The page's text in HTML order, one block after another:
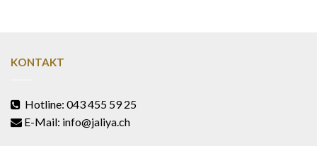
KONTAKT
Hotline: 043 455 59 25
E-Mail: info@jaliya.ch